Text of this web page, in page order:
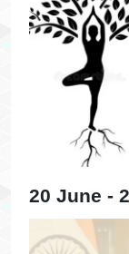
20 June -